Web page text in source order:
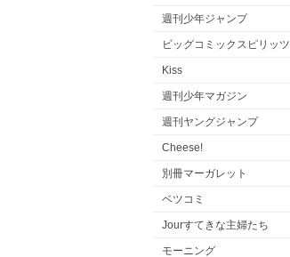
週刊少年ジャンプ
ビッグコミックスピリッツ
Kiss
週刊少年マガジン
週刊ヤングジャンプ
Cheese!
別冊マーガレット
ベツコミ
Jourすてきな主婦たち
モーニング